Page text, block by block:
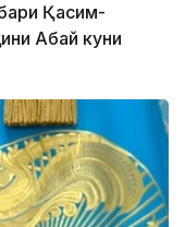
Қасим-
Абай куни